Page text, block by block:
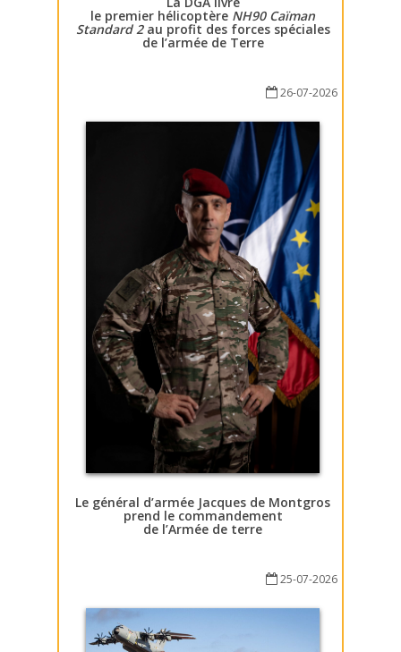
le premier hélicoptère NH90 Caïman
Standard 2au profit des forces spéciales
de l’armée de Terre
26-07-2026
Le général d’armée Jacques de Montgros
prend le commandement
de l’Armée de terre
25-07-2026